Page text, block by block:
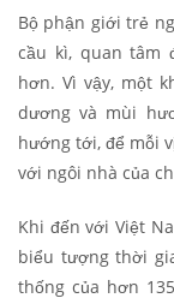
Bộ phận giới trẻ
cầu kì, quan tâm
hơn. Vì vậy, một
dương và mùi
hướng tới, để mỗi
với ngôi nhà của
Khi đến với Việt
biểu tượng thời
thống của hơn